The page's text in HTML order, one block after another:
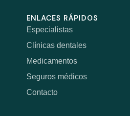
ENLACES RÁPIDOS
Especialistas
Clínicas dentales
Medicamentos
Seguros médicos
Contacto